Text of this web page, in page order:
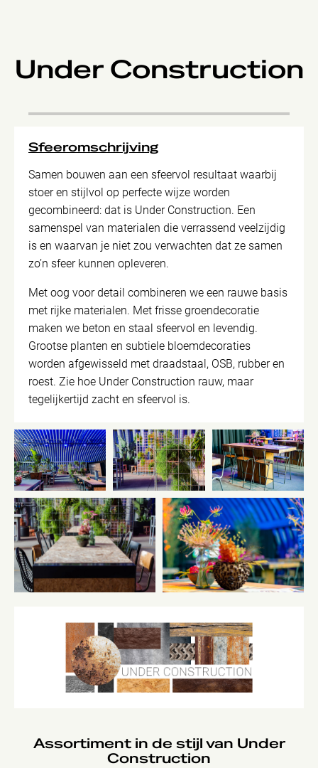
Under Construction
Sfeeromschrijving
Samen bouwen aan een sfeervol resultaat waarbij
stoer en stijlvol op perfecte wijze worden
gecombineerd: dat is Under Construction. Een
samenspel van materialen die verrassend veelzijdig
is en waarvan je niet zou verwachten dat ze samen
zo’n sfeer kunnen opleveren.
Met oog voor detail combineren we een rauwe basis
met rijke materialen. Met frisse groendecoratie
maken we beton en staal sfeervol en levendig.
Grootse planten en subtiele bloemdecoraties
worden afgewisseld met draadstaal, OSB, rubber en
roest. Zie hoe Under Construction rauw, maar
tegelijkertijd zacht en sfeervol is.
Assortiment in de stijl van Under
Construction